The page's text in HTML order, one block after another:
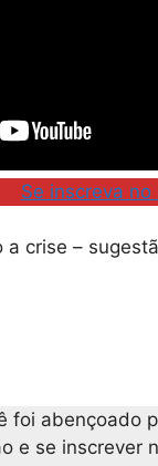
Se inscreva
a crise –
foi abençoado
e se inscrever